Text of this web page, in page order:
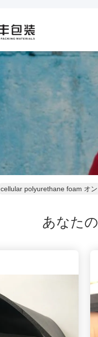
cellular polyurethane foam オ
あなた